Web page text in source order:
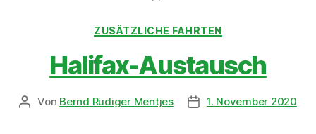
ZUSÄTZLICHE FAHRTEN
Halifax-Austausch
Von Bernd Rüdiger Mentjes 1. November 2020